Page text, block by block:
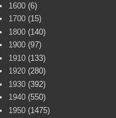
1600 (6)
1700 (15)
1800 (140)
1900 (97)
1910 (133)
1920 (280)
1930 (392)
1940 (550)
1950 (1475)